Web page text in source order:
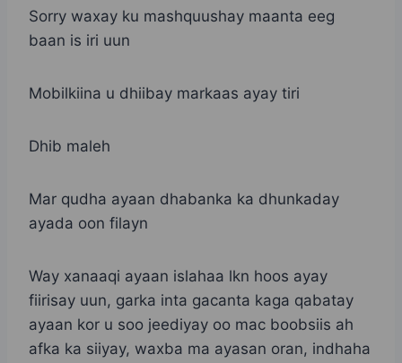
Sorry waxay ku mashquushay maanta eeg
baan is iri uun
Mobilkiina u dhiibay markaas ayay tiri
Dhib maleh
Mar qudha ayaan dhabanka ka dhunkaday
ayada oon filayn
Way xanaaqi ayaan islahaa lkn hoos ayay
fiirisay uun, garka inta gacanta kaga qabatay
ayaan kor u soo jeediyay oo mac boobsiis ah
afka ka siiyay, waxba ma ayasan oran, indhaha